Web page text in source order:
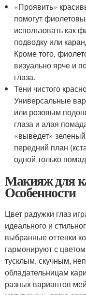
«Проявить»
помогут
использовать как
подводку или
Кроме того,
визуально ярче и
глаза.
Тени чистого
Универсальные
или розовым
глаза и алая
«выведет»
передний план
одной только
Макияж для
Особенности
Цвет радужки глаз
идеального и
выбранные оттенки
гармонируют с
тусклым, скучным,
обладательницам
разных вариантов